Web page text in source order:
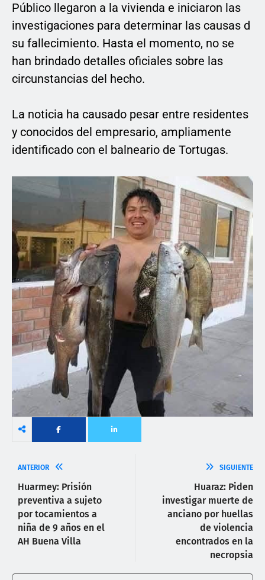
Público llegaron a la vivienda e iniciaron las
investigaciones para determinar las causas d
su fallecimiento. Hasta el momento, no se
han brindado detalles oficiales sobre las
circunstancias del hecho.
La noticia ha causado pesar entre residentes
y conocidos del empresario, ampliamente
identificado con el balneario de Tortugas.
ANTERIOR
Huarmey: Prisión
preventiva a sujeto
por tocamientos a
niña de 9 años en el
AH Buena Villa
SIGUIENTE
Huaraz: Piden
investigar muerte de
anciano por huellas
de violencia
encontrados en la
necropsia